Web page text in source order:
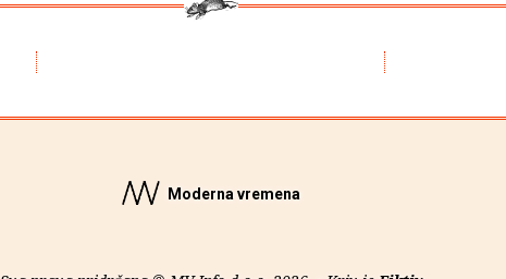
Moderna vremena